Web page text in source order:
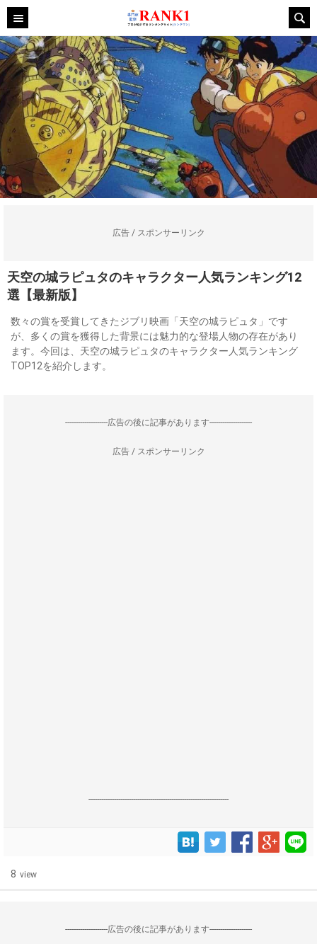
広告 / スポンサーリンク
天空の城ラピュタのキャラクター人気ランキング12
選【最新版】
数々の賞を受賞してきたジブリ映画「天空の城ラピュタ」です
が、多くの賞を獲得した背景には魅力的な登場人物の存在があり
ます。今回は、天空の城ラピュタのキャラクター人気ランキング
TOP12を紹介します。
--------------------広告の後に記事があります--------------------
広告 / スポンサーリンク
------------------------------------------------------------------
8 view
--------------------広告の後に記事があります--------------------